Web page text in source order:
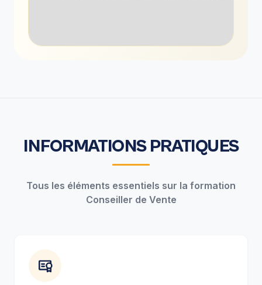
INFORMATIONS PRATIQUES
Tous les éléments essentiels sur la formation
Conseiller de Vente